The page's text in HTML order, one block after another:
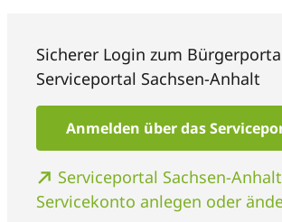
Sicherer Login zum
Serviceportal Sachsen-Anhalt
Anmelden über das
Serviceportal Sachsen-Anhalt
Servicekonto anlegen oder